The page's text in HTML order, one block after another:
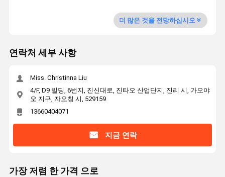
더 많은 것을 전망하십시오
연락처 세부 사항
Miss. Christinna Liu
4/F, D9 빌딩, 6번지, 진신대로, 진타오 산업단지, 진리 시, 가오야
오 지구, 자오칭 시, 529159
13660404071
지금 연락
가장 저렴 한 가격 으로